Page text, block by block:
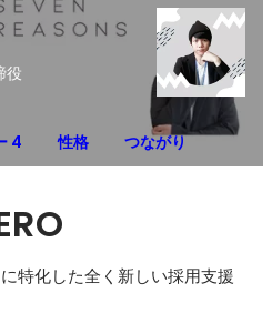
役
4 性格 つながり
特化した全く新しい採用支援